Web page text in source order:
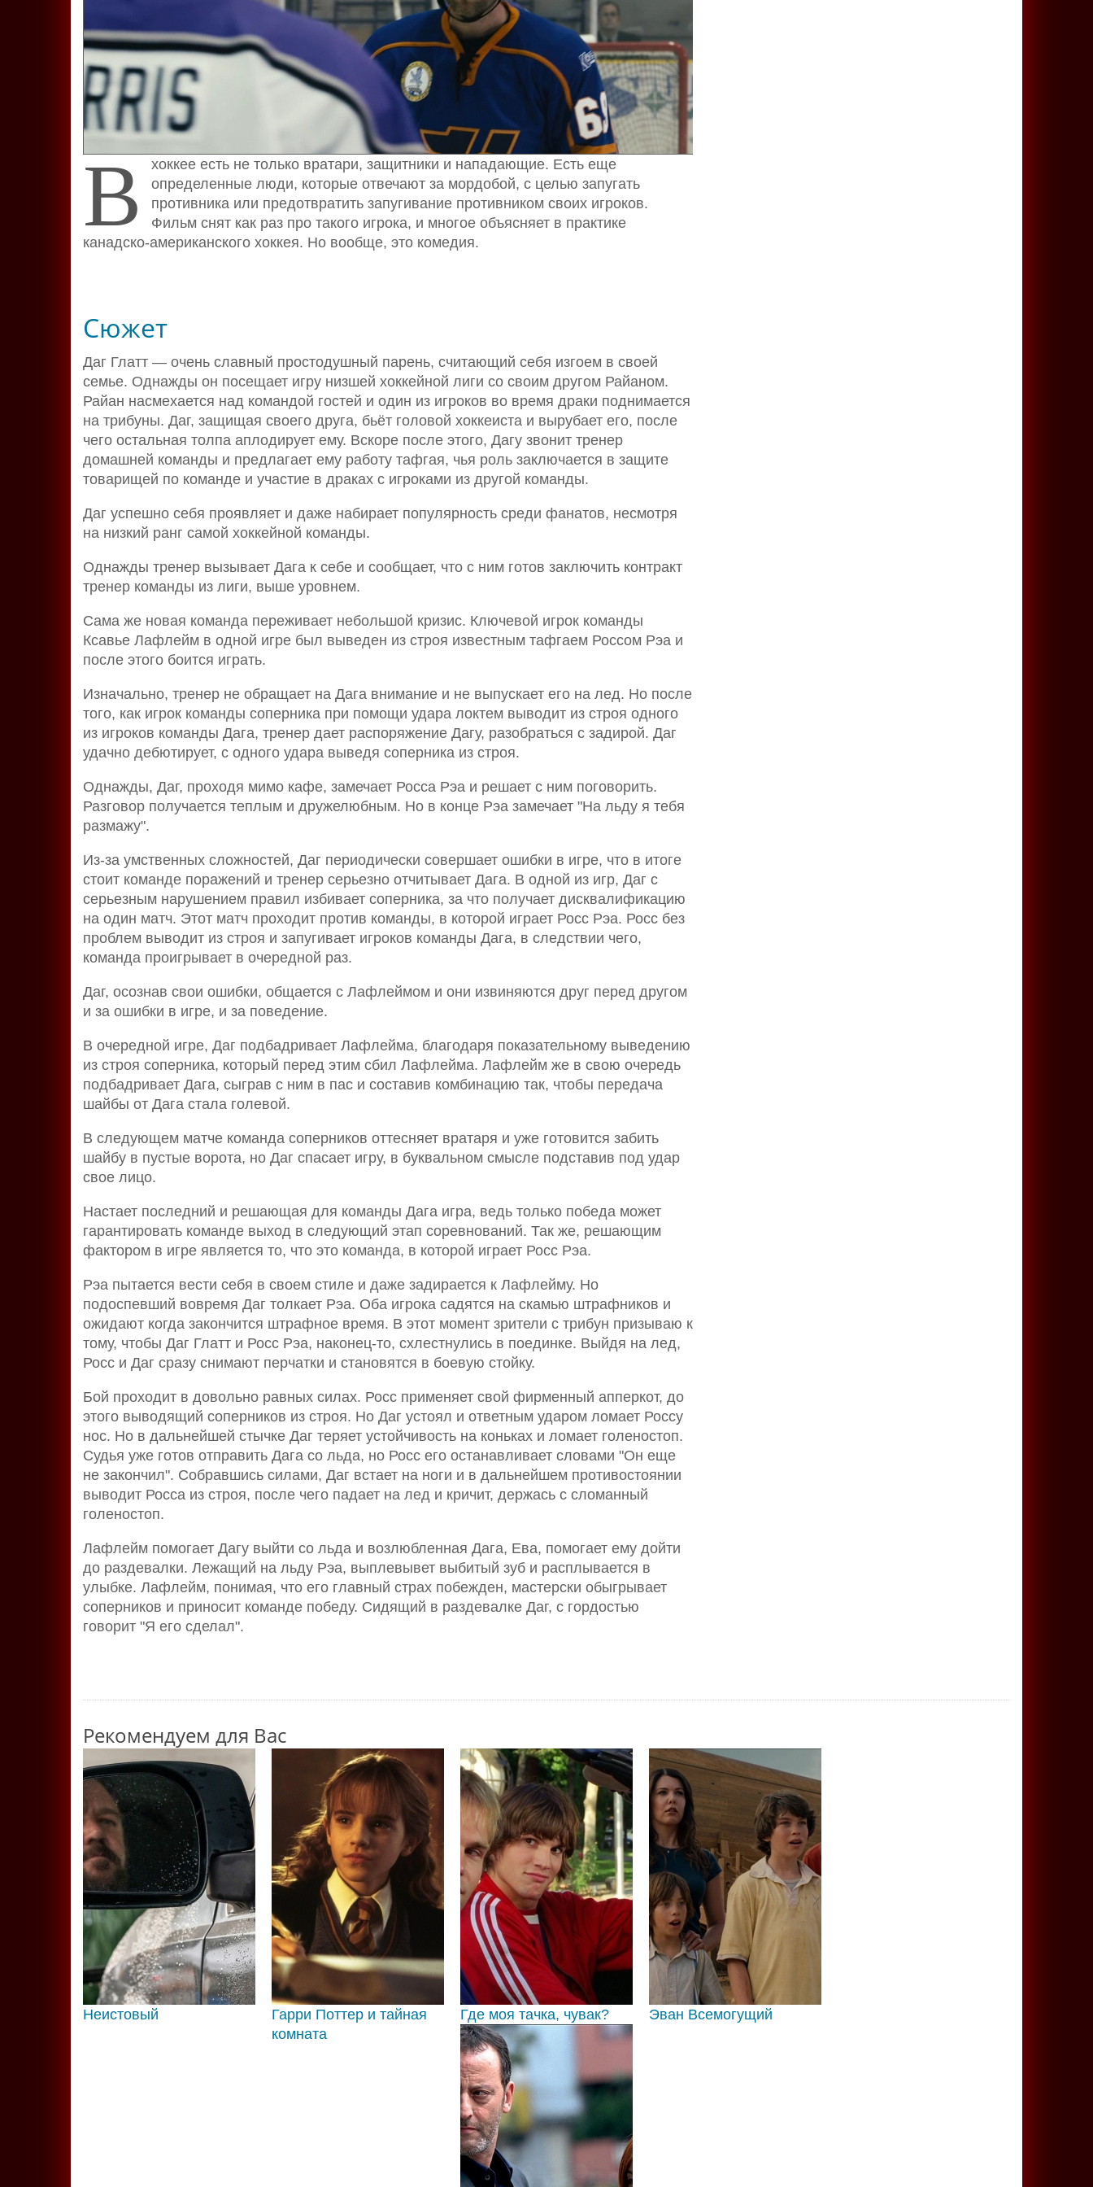
В хоккее есть не только вратари, защитники и нападающие. Есть еще
определенные люди, которые отвечают за мордобой, с целью запугать
противника или предотвратить запугивание противником своих игроков.
Фильм снят как раз про такого игрока, и многое объясняет в практике
канадско-американского хоккея. Но вообще, это комедия.
Сюжет
Даг Глатт — очень славный простодушный парень, считающий себя изгоем в своей
семье. Однажды он посещает игру низшей хоккейной лиги со своим другом Райаном.
Райан насмехается над командой гостей и один из игроков во время драки поднимается
на трибуны. Даг, защищая своего друга, бьёт головой хоккеиста и вырубает его, после
чего остальная толпа аплодирует ему. Вскоре после этого, Дагу звонит тренер
домашней команды и предлагает ему работу тафгая, чья роль заключается в защите
товарищей по команде и участие в драках с игроками из другой команды.
Даг успешно себя проявляет и даже набирает популярность среди фанатов, несмотря
на низкий ранг самой хоккейной команды.
Однажды тренер вызывает Дага к себе и сообщает, что с ним готов заключить контракт
тренер команды из лиги, выше уровнем.
Сама же новая команда переживает небольшой кризис. Ключевой игрок команды
Ксавье Лафлейм в одной игре был выведен из строя известным тафгаем Россом Рэа и
после этого боится играть.
Изначально, тренер не обращает на Дага внимание и не выпускает его на лед. Но после
того, как игрок команды соперника при помощи удара локтем выводит из строя одного
из игроков команды Дага, тренер дает распоряжение Дагу, разобраться с задирой. Даг
удачно дебютирует, с одного удара выведя соперника из строя.
Однажды, Даг, проходя мимо кафе, замечает Росса Рэа и решает с ним поговорить.
Разговор получается теплым и дружелюбным. Но в конце Рэа замечает "На льду я тебя
размажу".
Из-за умственных сложностей, Даг периодически совершает ошибки в игре, что в итоге
стоит команде поражений и тренер серьезно отчитывает Дага. В одной из игр, Даг с
серьезным нарушением правил избивает соперника, за что получает дисквалификацию
на один матч. Этот матч проходит против команды, в которой играет Росс Рэа. Росс без
проблем выводит из строя и запугивает игроков команды Дага, в следствии чего,
команда проигрывает в очередной раз.
Даг, осознав свои ошибки, общается с Лафлеймом и они извиняются друг перед другом
и за ошибки в игре, и за поведение.
В очередной игре, Даг подбадривает Лафлейма, благодаря показательному выведению
из строя соперника, который перед этим сбил Лафлейма. Лафлейм же в свою очередь
подбадривает Дага, сыграв с ним в пас и составив комбинацию так, чтобы передача
шайбы от Дага стала голевой.
В следующем матче команда соперников оттесняет вратаря и уже готовится забить
шайбу в пустые ворота, но Даг спасает игру, в буквальном смысле подставив под удар
свое лицо.
Настает последний и решающая для команды Дага игра, ведь только победа может
гарантировать команде выход в следующий этап соревнований. Так же, решающим
фактором в игре является то, что это команда, в которой играет Росс Рэа.
Рэа пытается вести себя в своем стиле и даже задирается к Лафлейму. Но
подоспевший вовремя Даг толкает Рэа. Оба игрока садятся на скамью штрафников и
ожидают когда закончится штрафное время. В этот момент зрители с трибун призываю к
тому, чтобы Даг Глатт и Росс Рэа, наконец-то, схлестнулись в поединке. Выйдя на лед,
Росс и Даг сразу снимают перчатки и становятся в боевую стойку.
Бой проходит в довольно равных силах. Росс применяет свой фирменный апперкот, до
этого выводящий соперников из строя. Но Даг устоял и ответным ударом ломает Россу
нос. Но в дальнейшей стычке Даг теряет устойчивость на коньках и ломает голеностоп.
Судья уже готов отправить Дага со льда, но Росс его останавливает словами "Он еще
не закончил". Собравшись силами, Даг встает на ноги и в дальнейшем противостоянии
выводит Росса из строя, после чего падает на лед и кричит, держась с сломанный
голеностоп.
Лафлейм помогает Дагу выйти со льда и возлюбленная Дага, Ева, помогает ему дойти
до раздевалки. Лежащий на льду Рэа, выплевывет выбитый зуб и расплывается в
улыбке. Лафлейм, понимая, что его главный страх побежден, мастерски обыгрывает
соперников и приносит команде победу. Сидящий в раздевалке Даг, с гордостью
говорит "Я его сделал".
Рекомендуем для Вас
Неистовый
Гарри Поттер и тайная
комната
Где моя тачка, чувак? Эван Всемогущий